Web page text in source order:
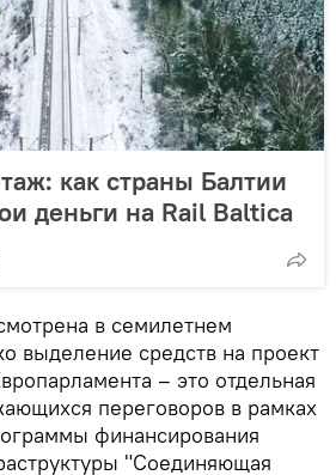
как страны Балтии
деньги на Rail Baltica
в семилетнем
выделение средств на проект
– это отдельная
переговоров в рамках
финансирования
"Соединяющая